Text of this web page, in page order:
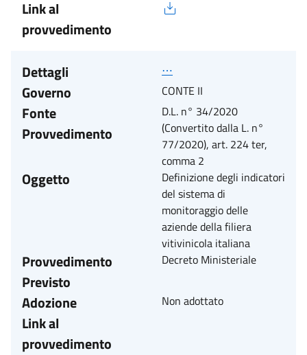
Link al
provvedimento
Dettagli
⋯
Governo CONTE II
Fonte
Provvedimento
D.L. n° 34/2020
(Convertito dalla L. n°
77/2020), art. 224 ter,
comma 2
Oggetto
Definizione degli indicatori
del sistema di
monitoraggio delle
aziende della filiera
vitivinicola italiana
Provvedimento
Previsto
Decreto Ministeriale
Adozione Non adottato
Link al
provvedimento